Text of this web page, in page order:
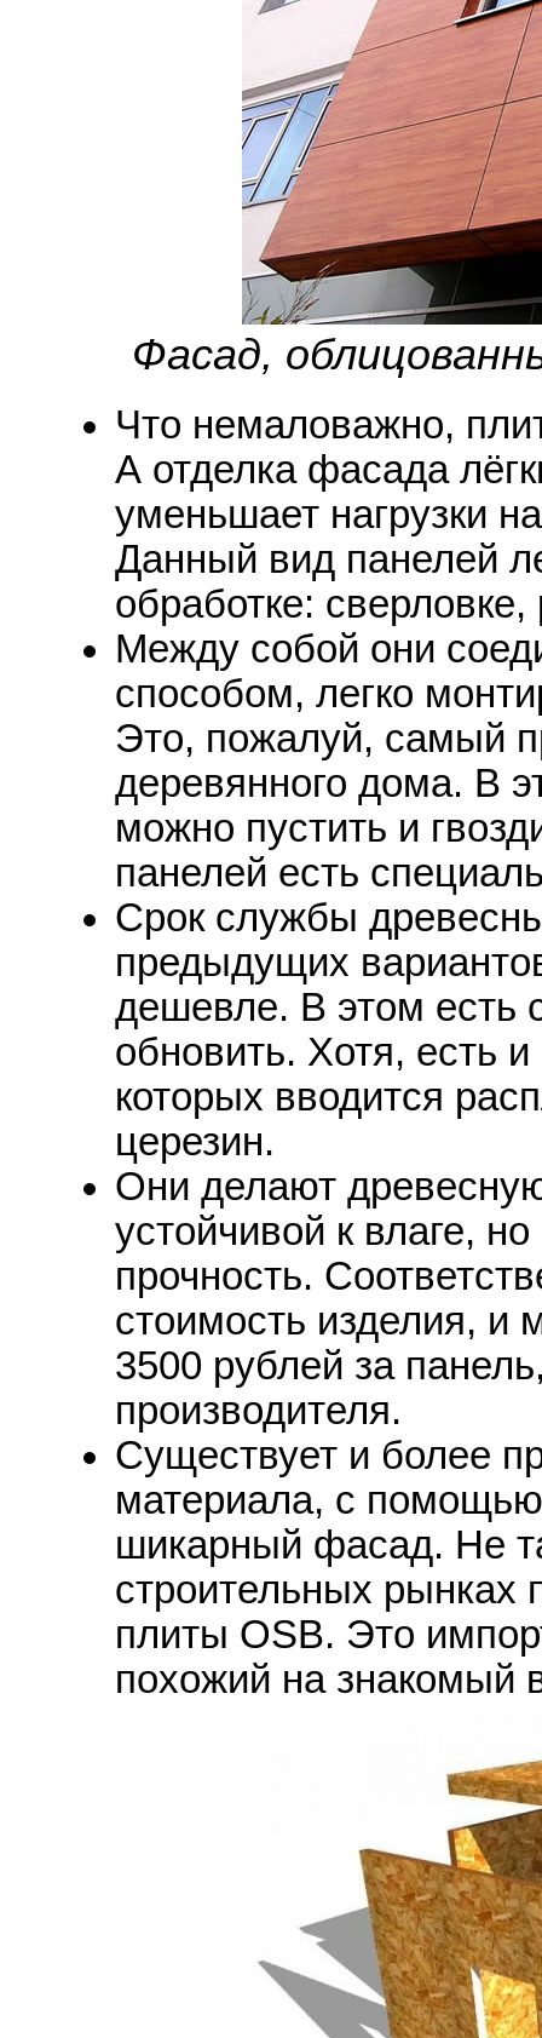
Фасад,
Что немаловажно,
А отделка фасада
уменьшает нагрузки
Данный вид панелей
обработке: сверловке,
Между собой они
способом, легко
Это, пожалуй, самый
деревянного дома. В
можно пустить и
панелей есть
Срок службы
предыдущих
дешевле. В этом есть
обновить. Хотя, есть
которых вводится
церезин.
Они делают
устойчивой к влаге,
прочность.
стоимость изделия, и
3500 рублей за
производителя.
Существует и более
материала, с
шикарный фасад. Не
строительных рынках
плиты OSB. Это
похожий на